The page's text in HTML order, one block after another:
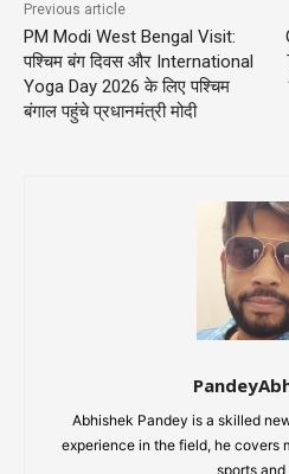
Previous article
PM Modi West Bengal Visit:
पश्चिम बंग दिवस और International
Yoga Day 2026 के लिए पश्चिम
बंगाल पहुंचे प्रधानमंत्री मोदी
Abhishek Pandey is a skilled
experience in the field, he covers
sports and